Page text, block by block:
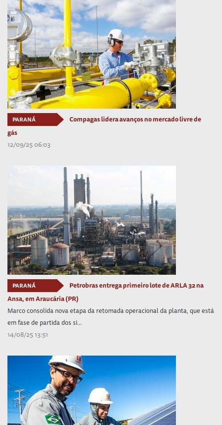
PARANÁ
Compagas lidera avanços no mercado livre de
gás
12/09/25 06:03
PARANÁ
Petrobras entrega primeiro lote de ARLA 32 na
Ansa, em Araucária (PR)
Marco consolida nova etapa da retomada operacional da planta, que está
em fase de partida dos si...
14/08/25 13:51